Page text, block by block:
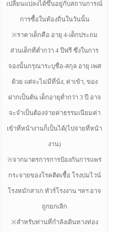
เปลี่ยนแปลงได้ขึ้นอยู่กับสถานการณ์
การซื้อในท้องถิ่นในวันนั้น
※ราคาเด็กคือ อายุ 4-เด็กประถม
ส่วนเด็กที่ต่ำกว่า 4 ปีฟรี ซึ่งในการ
จองนั้นกรุณาระบุชื่อ-สกุล อายุ เพศ
ด้วย แต่จะไม่มีที่นั่ง, ค่าเข้า, ของ
ฝากเป็นต้น เด็กอายุต่ำกว่า 3 ปี อาจ
จะจำเป็นต้องจ่ายค่าธรรมเนียมค่า
เข้าที่หน้างานก็เป็นได้(ไปจ่ายที่หน้า
งาน)
※จากมาตรการการป้องกันการแพร่
กระจายของโรคติดเชื้อ โรงบ่มไวน์
โรงหมักสาเก ทัวร์โรงงาน ฯลฯ อาจ
ถูกยกเลิก
※สำหรับท่านที่กำลังเดินทางท่อง